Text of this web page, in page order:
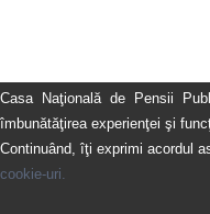
Casa Naţională de Pensii
îmbunătăţirea experienţei şi
Continuând, îţi exprimi acordul
cookie-uri.